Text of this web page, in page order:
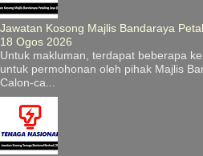
Jawatan Kosong Majlis Bandaraya
18 Ogos 2026
Untuk makluman, terdapat beberapa
untuk permohonan oleh pihak Majlis
Calon-ca...